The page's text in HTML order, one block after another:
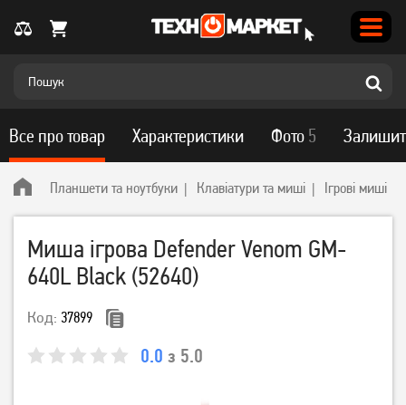
Планшети та ноутбуки Клавіатури та миші Ігрові миші
Миша ігрова Defender Venom GM-
640L Black (52640)
Код: 37899
0.0 з 5.0
Все про товар Характеристики Фото 5